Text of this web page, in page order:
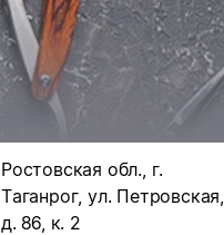
Ростовская обл., г.
Таганрог, ул. Петровская,
д. 86, к. 2